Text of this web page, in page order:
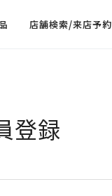
店舗検索/来店予約
登録